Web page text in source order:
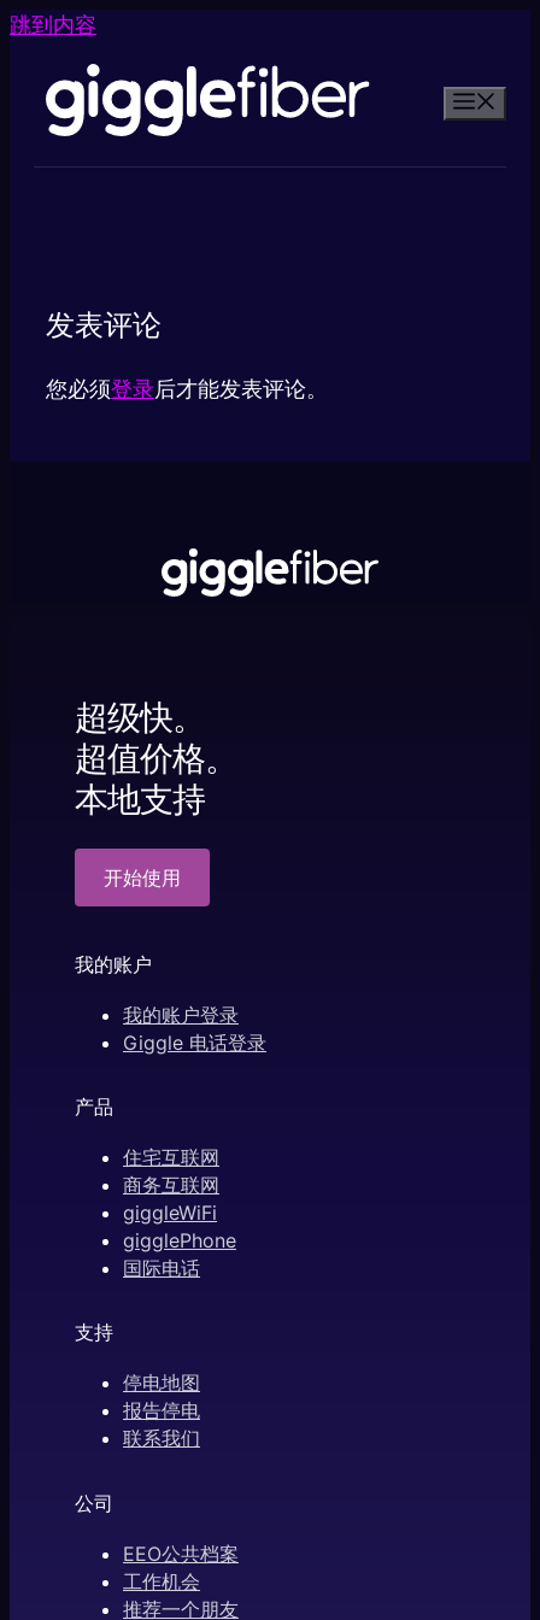
跳到内容
发表评论
您必须登录后才能发表评论。
超级快。
超值价格。
本地支持
开始使用
我的账户
我的账户登录
Giggle 电话登录
产品
住宅互联网
商务互联网
giggleWiFi
gigglePhone
国际电话
支持
停电地图
报告停电
联系我们
公司
EEO公共档案
工作机会
推荐一个朋友